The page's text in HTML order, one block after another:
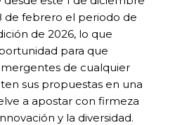
de febrero el periodo de
de 2026, lo que
para que
de cualquier
sus propuestas en una
a apostar con firmeza
y la diversidad.